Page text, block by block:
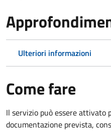
Ulteriori informazioni
Come fare
Il servizio può essere attivato
documentazione prevista,